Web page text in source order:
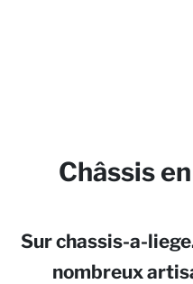
Châssis
Sur chassis-a-
nombreux